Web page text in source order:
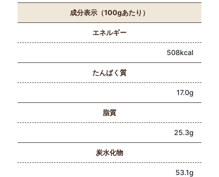
成分表示（100gあたり）
エネルギー
508kcal
たんぱく質
17.0g
脂質
25.3g
炭水化物
53.1g